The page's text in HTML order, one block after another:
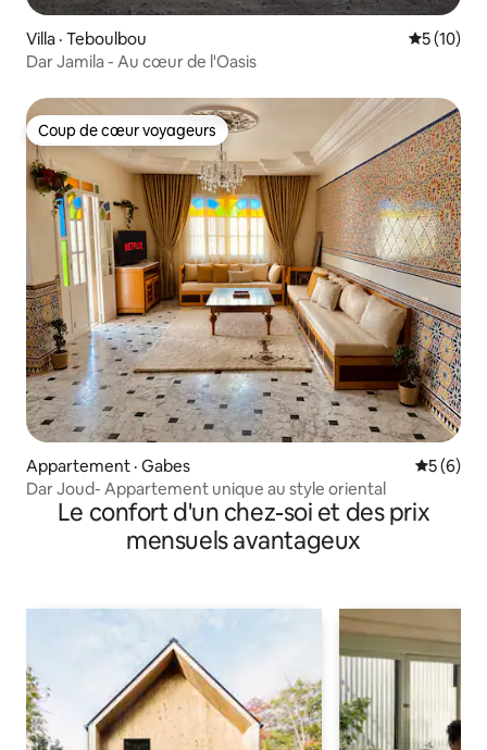
Villa · Teboulbou Note
5 (10)
Dar Jamila - Au cœur de l'Oasis
Coup de cœur voyageurs
Coup de cœur voyageurs
Appartement · Gabes Note
5 (6)
Dar Joud- Appartement unique au style oriental
Le confort d'un chez-soi et des prix
mensuels avantageux